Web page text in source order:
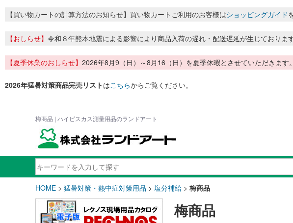
【買い物カートの計算方法のお知らせ】買い物カートご利用のお客様はショッピングガイド
【おしらせ】 令和８年熊本地震による影響により商品入荷の遅れ・配送遅延が生じており
【夏季休業のおしらせ】 2026年8月9（日）～8月16（日）を夏季休暇とさせていただきま
2026年猛暑対策商品完売リストはこちらからご覧ください。
梅商品 | ハイビスカス測量用品のランドアート
HOME > 猛暑対策・熱中症対策用品 > 塩分補給 > 梅商品
梅商品